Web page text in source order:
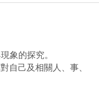
象的探究。
自己及相關人、事、